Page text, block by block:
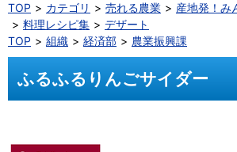
TOP
カテゴリ 売れる農業
産地発！み
料理レシピ集
デザート
TOP
組織 経済部 農業振興課
ふるふるりんごサイダー